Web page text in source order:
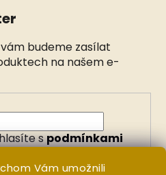
Vám umožnili
budeme zasílat
na našem e-
spodmínkami